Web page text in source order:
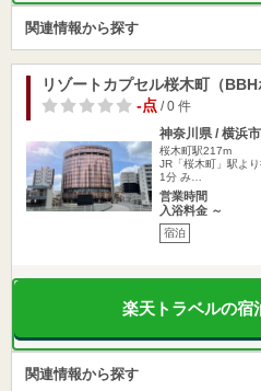
関連情報から探す
リゾートカプセル桜木町（BBH
-点/ 0 件
神奈川県 / 横浜
桜木町駅217m
JR「桜木町」駅よ
1分 み…
営業時間
入浴料金 ～
宿泊
楽天トラベルの宿
関連情報から探す